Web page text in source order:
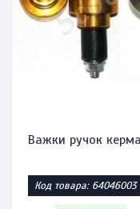
Важки ручок
Код товара: 64046003